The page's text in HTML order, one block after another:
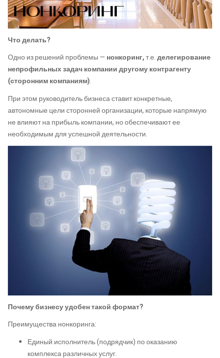
Что делать?
Одно из решений проблемы — нонкоринг,т.е.делегирование
непрофильных задач компании другому контрагенту
(сторонним компаниям).
При этом руководитель бизнеса ставит конкретные,
автономные цели сторонней организации, которые напрямую
не влияют на прибыль компании, но обеспечивают ее
необходимым для успешной деятельности.
Почему бизнесу удобен такой формат?
Преимущества нонкоринга:
Единый исполнитель (подрядчик) по оказанию
комплекса различных услуг.